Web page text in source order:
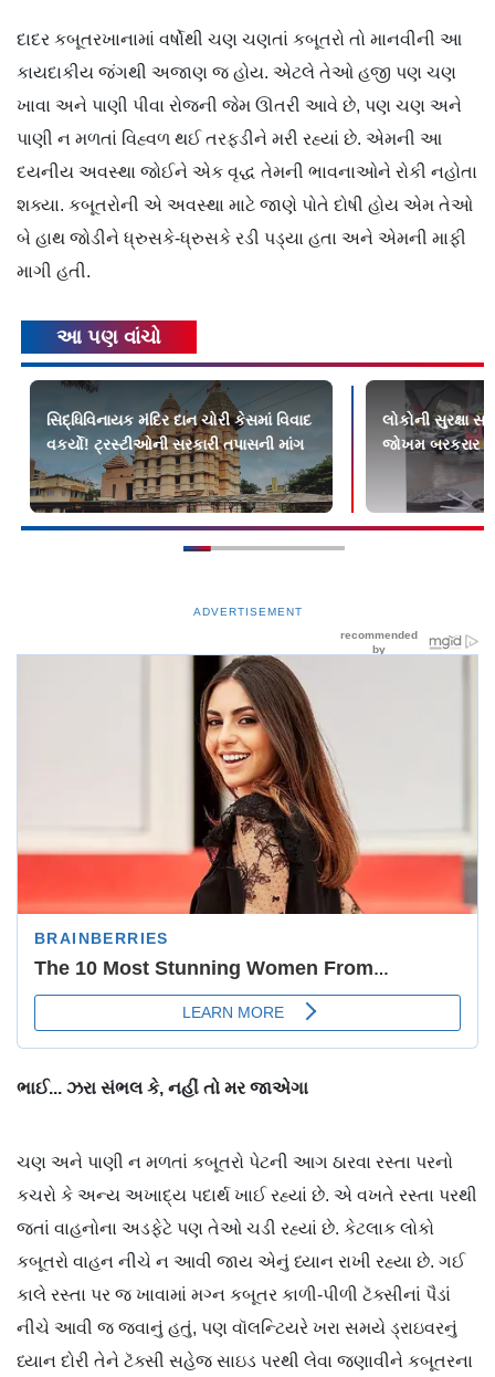
દાદર કબૂતરખાનામાં વર્ષોથી ચણ ચણતાં કબૂતરો તો માનવીની આ
કાયદાકીય જંગથી અજાણ જ હોય. એટલે તેઓ હજી પણ ચણ
ખાવા અને પાણી પીવા રોજની જેમ ઊતરી આવે છે, પણ ચણ અને
પાણી ન મળતાં વિહ્વળ થઈ તરફડીને મરી રહ્યાં છે. એમની આ
દયનીય અવસ્થા જોઈને એક વૃદ્ધ તેમની ભાવનાઓને રોકી નહોતા
શક્યા. કબૂતરોની એ અવસ્થા માટે જાણે પોતે દોષી હોય એમ તેઓ
બે હાથ જોડીને ધ્રુસકે-ધ્રુસકે રડી પડ્યા હતા અને એમની માફી
માગી હતી.
આ પણ વાંચો
સિદ્ધિવિનાયક મંદિર દાન ચોરી કેસમાં વિવાદ
વકર્યો! ટ્રસ્ટીઓની સરકારી તપાસની માંગ
લોકોની સુરક્ષા
જોખમ બરકરાર
ADVERTISEMENT
ભાઈ... ઝરા સંભલ કે, નહીં તો મર જાએગા
ચણ અને પાણી ન મળતાં કબૂતરો પેટની આગ ઠારવા રસ્તા પરનો
કચરો કે અન્ય અખાદ્ય પદાર્થ ખાઈ રહ્યાં છે. એ વખતે રસ્તા પરથી
જતાં વાહનોના અડફેટે પણ તેઓ ચડી રહ્યાં છે. કેટલાક લોકો
કબૂતરો વાહન નીચે ન આવી જાય એનું ધ્યાન રાખી રહ્યા છે. ગઈ
કાલે રસ્તા પર જ ખાવામાં મગ્ન કબૂતર કાળી-પીળી ટૅક્સીનાં પૈડાં
નીચે આવી જ જવાનું હતું, પણ વૉલન્ટિયરે ખરા સમયે ડ્રાઇવરનું
ધ્યાન દોરી તેને ટૅક્સી સહેજ સાઇડ પરથી લેવા જણાવીને કબૂતરના